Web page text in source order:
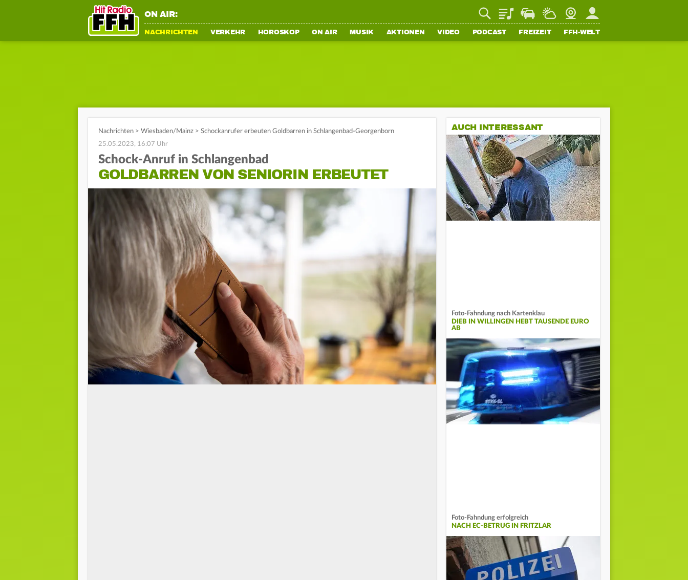
ON AIR: PlaylistStaupilotWetterWebcamMein FFH
NACHRICHTEN VERKEHR HOROSKOP ON AIR MUSIK AKTIONEN VIDEO PODCAST FREIZEIT FFH-WELT
Nachrichten > Wiesbaden/Mainz > Schockanrufer erbeuten Goldbarren in Schlangenbad-Georgenborn
25.05.2023, 16:07 Uhr
Schock-Anruf in Schlangenbad
GOLDBARREN VON SENIORIN ERBEUTET
AUCH INTERESSANT
Foto-Fahndung nach Kartenklau
DIEB IN WILLINGEN HEBT TAUSENDE EURO
AB
Foto-Fahndung erfolgreich
NACH EC-BETRUG IN FRITZLAR